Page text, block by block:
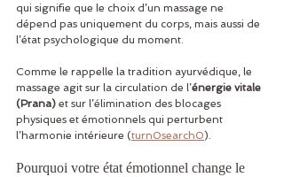
qui signifie que le choix d’un massage ne
dépend pas uniquement du corps, mais aussi de
l’état psychologique du moment.
Comme le rappelle la tradition ayurvédique, le
massage agit sur la circulation de l’énergie vitale
(Prana) et sur l’élimination des blocages
physiques et émotionnels qui perturbent
l’harmonie intérieure (turn0search0).
Pourquoi votre état émotionnel change le